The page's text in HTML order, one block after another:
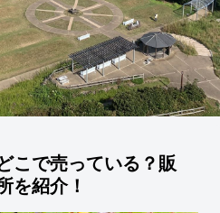
こで売っている？販
を紹介！